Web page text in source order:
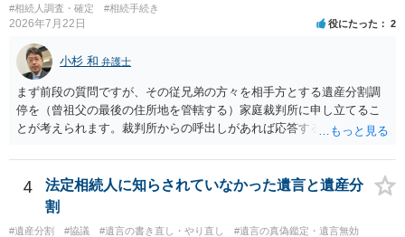
であること からすると、実際に遺産分割協議の効力が否定される可能
性はそれほど高くない（立証のハードルは非常に高い）ということが
言えると思います。
#相続人調査・確定
#相続手続き
2026年7月22日 役にたった 2
小杉 和 弁護士
まず前段の質問ですが、その従兄弟の方々を相手方とする遺産分割調
停を（曾祖父の最後の住所地を管轄する）家庭裁判所に申し立てるこ
とが考えられます。裁判所からの呼出しがあれば応答する可能性がま
能と思われます。時間が思った以上にないので必要書類をてきぱきと
揃える必要があります。その点是非御注意ください。
4
法定相続人に知らされていなかった遺言と遺産分
割
#遺産分割 #協議 #遺言の書き直し・やり直し
#遺言の真偽鑑定・遺言無効